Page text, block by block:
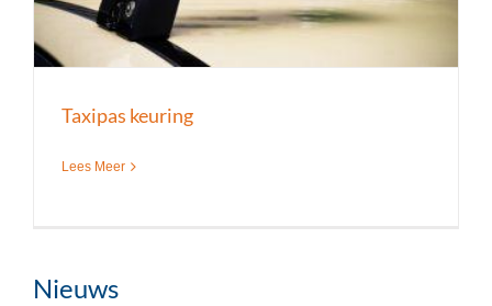
Taxipas keuring
Lees Meer
Nieuws